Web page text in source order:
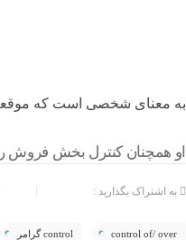
به معنای شخصی است که
او همچنان کنترل بخش
به اشتراک بگذارید :
control of/ over control گرامر